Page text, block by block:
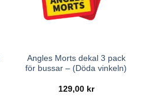
Angles Morts dekal 3 pack
för bussar – (Döda vinkeln)
129,00 kr